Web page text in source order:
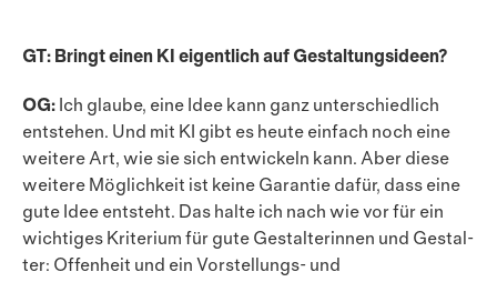
GT: Bringt einen KI eigentlich auf Gestaltungsideen?
OG: Ich glaube, eine Idee kann ganz unterschiedlich
entstehen. Und mit KI gibt es heute einfach noch eine
weitere Art, wie sie sich entwickeln kann. Aber diese
weitere Möglichkeit ist keine Garantie dafür, dass eine
gute Idee entsteht. Das halte ich nach wie vor für ein
wichtiges Kriterium für gute Gestalterinnen und Gestal­
ter: Offenheit und ein Vorstellungs- und